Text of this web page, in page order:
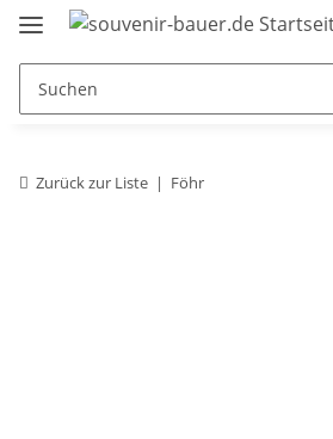
Zurück zur Liste Föhr